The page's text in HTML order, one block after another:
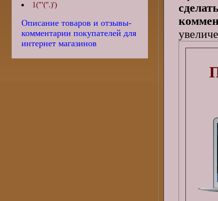
1("'(''.)')
Описание товаров и отзывы-
комментарии покупателей для
интернет магазинов